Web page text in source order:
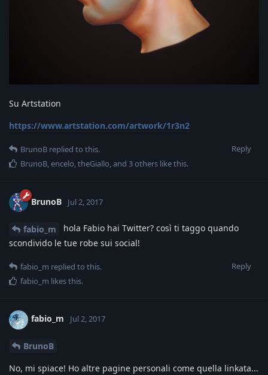
Su Artstation
https://www.artstation.com/artwork/1r3n2
Reply
BrunoB replied to this.
BrunoB,encelo,theGiallo, and 3others like this.
BrunoB Jul 2, 2017
fabio_m
hola Fabio hai Twitter? così ti taggo quando
scondivido le tue robe sui social!
Reply
fabio_m replied to this.
fabio_m likes this.
fabio_m Jul 2, 2017
BrunoB
No, mi spiace! Ho altre pagine personali come quella linkata...